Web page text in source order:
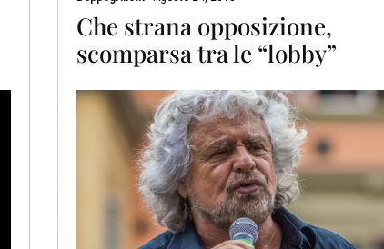
Che strana opposizione,
scomparsa tra le “lobby”